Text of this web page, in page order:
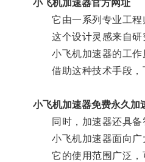
小飞机加速器官方网址
它由一系列专业工程
这个设计灵感来自研究
小飞机加速器的工作原
借助这种技术手段，
小飞机加速器免费永久加
同时，加速器还具备智
小飞机加速器面向广
它的使用范围广泛，可